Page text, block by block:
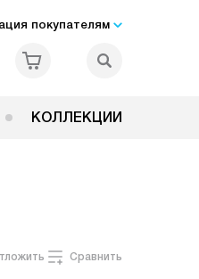
покупателям
КОЛЛЕКЦИИ
Сравнить